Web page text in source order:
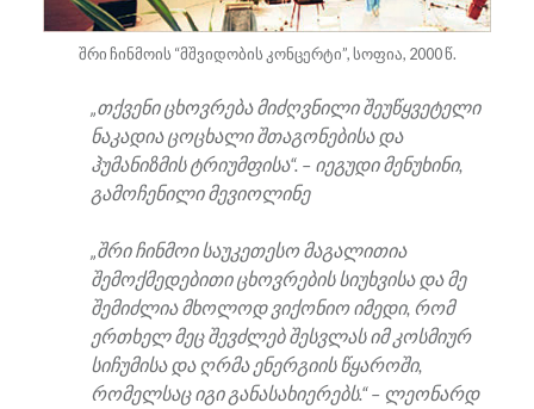
შრი ჩინმოის “მშვიდობის კონცერტი”, სოფია, 2000 წ.
„თქვენი ცხოვრება მიძღვნილი შეუწყვეტელი
ნაკადია ცოცხალი შთაგონებისა და
ჰუმანიზმის ტრიუმფისა“. – იეგუდი მენუხინი,
გამოჩენილი მევიოლინე
„შრი ჩინმოი საუკეთესო მაგალითია
შემოქმედებითი ცხოვრების სიუხვისა და მე
შემიძლია მხოლოდ ვიქონიო იმედი, რომ
ერთხელ მეც შევძლებ შესვლას იმ კოსმიურ
სიჩუმისა და ღრმა ენერგიის წყაროში,
რომელსაც იგი განასახიერებს.“ – ლეონარდ